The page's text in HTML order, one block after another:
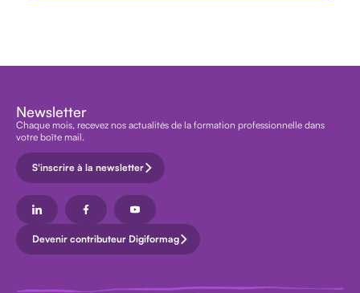
Newsletter
Chaque mois, recevez nos actualités de la formation professionnelle dans
votre boîte mail.
S'inscrire à la newsletter
Devenir contributeur Digiformag